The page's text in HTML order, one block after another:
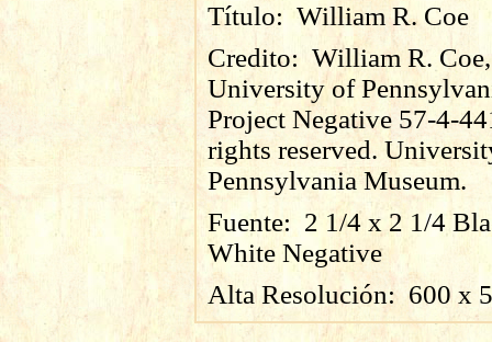
Título: William R. Coe
Credito: William R. Coe,
University of
Project Negative 57-4-
rights reserved.
Pennsylvania Museum.
Fuente: 2 1/4 x 2 1/4
White Negative
Alta Resolución:600 x